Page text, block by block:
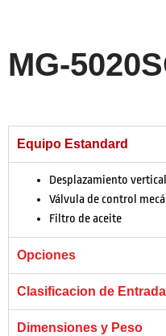
MG-
Equipo Estandard
Desplazamiento
Válvula de control
Filtro de aceite
Opciones
Clasificacion de Entrada
Dimensiones y Peso